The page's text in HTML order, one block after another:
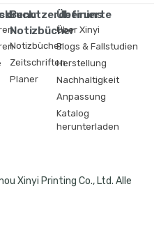
Benutzerdefinierte
Notizbücher
Notizbücher
Zeitschriften
Planer
Über uns
Über Xinyi
Blogs & Fallstudien
Herstellung
Nachhaltigkeit
Anpassung
Katalog
herunterladen
Xinyi Printing Co., Ltd. Alle